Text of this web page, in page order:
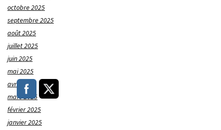
octobre 2025
septembre 2025
août 2025
juillet 2025
juin 2025
mai 2025
avril 2025
mars 2025
février 2025
janvier 2025